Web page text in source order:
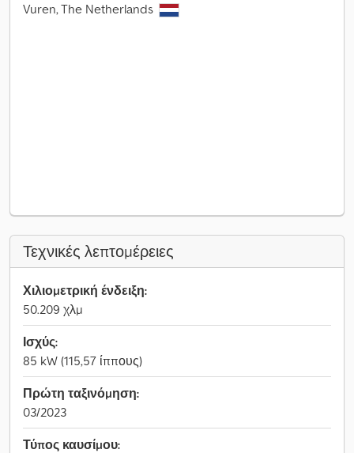
Vuren, The Netherlands
Τεχνικές λεπτομέρειες
Χιλιομετρική ένδειξη:
50.209 χλμ
Ισχύς:
85 kW (115,57 ίππους)
Πρώτη ταξινόμηση:
03/2023
Τύπος καυσίμου: